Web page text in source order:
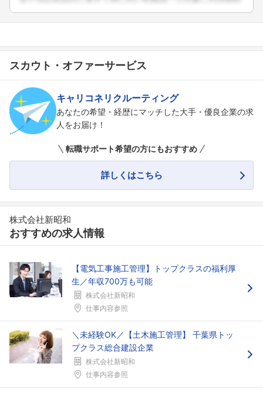
フォローしました
スカウト・オファーサービス
キャリコネリクルーティング
あなたの希望・経歴にマッチした大手・優良企業の求
人をお届け！
転職サポート希望の方にもおすすめ
詳しくはこちら
株式会社新昭和
おすすめの求人情報
【電気工事施工管理】トップクラスの福利厚
生／年収700万も可能
株式会社新昭和
仕事内容参照
＼未経験OK／【土木施工管理】 千葉県トッ
プクラス総合建設企業
株式会社新昭和
仕事内容参照